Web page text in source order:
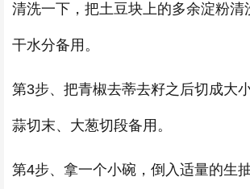
清洗一下，把土豆块上的多余淀粉清
干水分备用。
第3步、把青椒去蒂去籽之后切成大
蒜切末、大葱切段备用。
第4步、拿一个小碗，倒入适量的生